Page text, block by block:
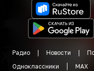
Радио Новости
Одноклассники
MAX